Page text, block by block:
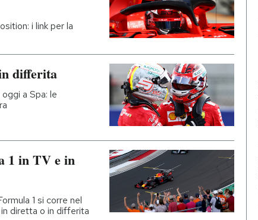
i link per la
differita
a Spa: le
1 in TV e in
1 si corre nel
diretta o in differita